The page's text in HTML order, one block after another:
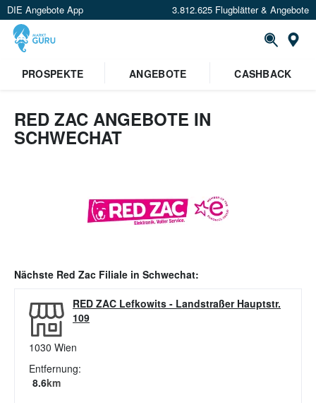
DIE Angebote App 3.812.625 Flugblätter & Angebote
PROSPEKTE
ANGEBOTE CASHBACK
RED ZAC ANGEBOTE IN
SCHWECHAT
Nächste Red Zac Filiale in Schwechat:
RED ZAC Lefkowits - Landstraßer Hauptstr.
109
1030 Wien
Entfernung:
8.6km